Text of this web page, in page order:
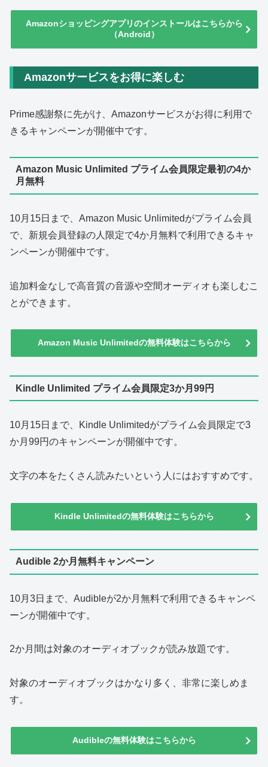
Amazonショッピングアプリのインストールはこちらから
（Android）
Amazonサービスをお得に楽しむ
Prime感謝祭に先がけ、Amazonサービスがお得に利用で
きるキャンペーンが開催中です。
Amazon Music Unlimited プライム会員限定最初の4か
月無料
10月15日まで、Amazon Music Unlimitedがプライム会員
で、新規会員登録の人限定で4か月無料で利用できるキャ
ンペーンが開催中です。
追加料金なしで高音質の音源や空間オーディオも楽しむこ
とができます。
Amazon Music Unlimitedの無料体験はこちらから
Kindle Unlimited プライム会員限定3か月99円
10月15日まで、Kindle Unlimitedがプライム会員限定で3
か月99円のキャンペーンが開催中です。
文字の本をたくさん読みたいという人にはおすすめです。
Kindle Unlimitedの無料体験はこちらから
Audible 2か月無料キャンペーン
10月3日まで、Audibleが2か月無料で利用できるキャンペ
ーンが開催中です。
2か月間は対象のオーディオブックが読み放題です。
対象のオーディオブックはかなり多く、非常に楽しめま
す。
Audibleの無料体験はこちらから